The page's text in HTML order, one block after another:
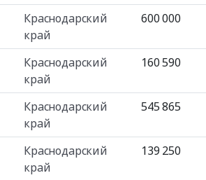
Краснодарский
край
600 000
Краснодарский
край
160 590
Краснодарский
край
545 865
Краснодарский
край
139 250